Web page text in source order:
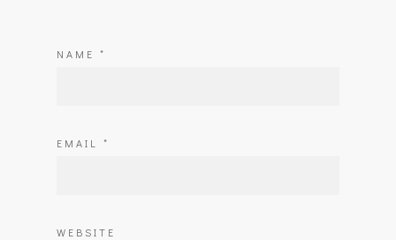
NAME *
EMAIL *
WEBSITE